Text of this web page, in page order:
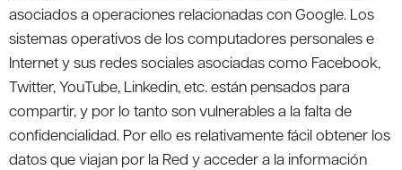
asociados a operaciones relacionadas con Google. Los
sistemas operativos de los computadores personales e
Internet y sus redes sociales asociadas como Facebook,
Twitter, YouTube, Linkedin, etc. están pensados para
compartir, y por lo tanto son vulnerables a la falta de
confidencialidad. Por ello es relativamente fácil obtener los
datos que viajan por la Red y acceder a la información